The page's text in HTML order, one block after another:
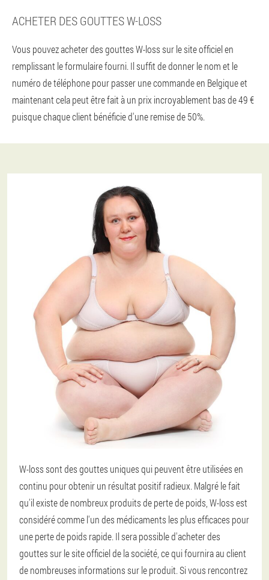
ACHETER DES GOUTTES W-LOSS
Vous pouvez acheter des gouttes W-loss sur le site officiel en
remplissant le formulaire fourni. Il suffit de donner le nom et le
numéro de téléphone pour passer une commande en Belgique et
maintenant cela peut être fait à un prix incroyablement bas de 49 €
puisque chaque client bénéficie d'une remise de 50%.
W-loss sont des gouttes uniques qui peuvent être utilisées en
continu pour obtenir un résultat positif radieux. Malgré le fait
qu'il existe de nombreux produits de perte de poids, W-loss est
considéré comme l'un des médicaments les plus efficaces pour
une perte de poids rapide. Il sera possible d'acheter des
gouttes sur le site officiel de la société, ce qui fournira au client
de nombreuses informations sur le produit. Si vous rencontrez